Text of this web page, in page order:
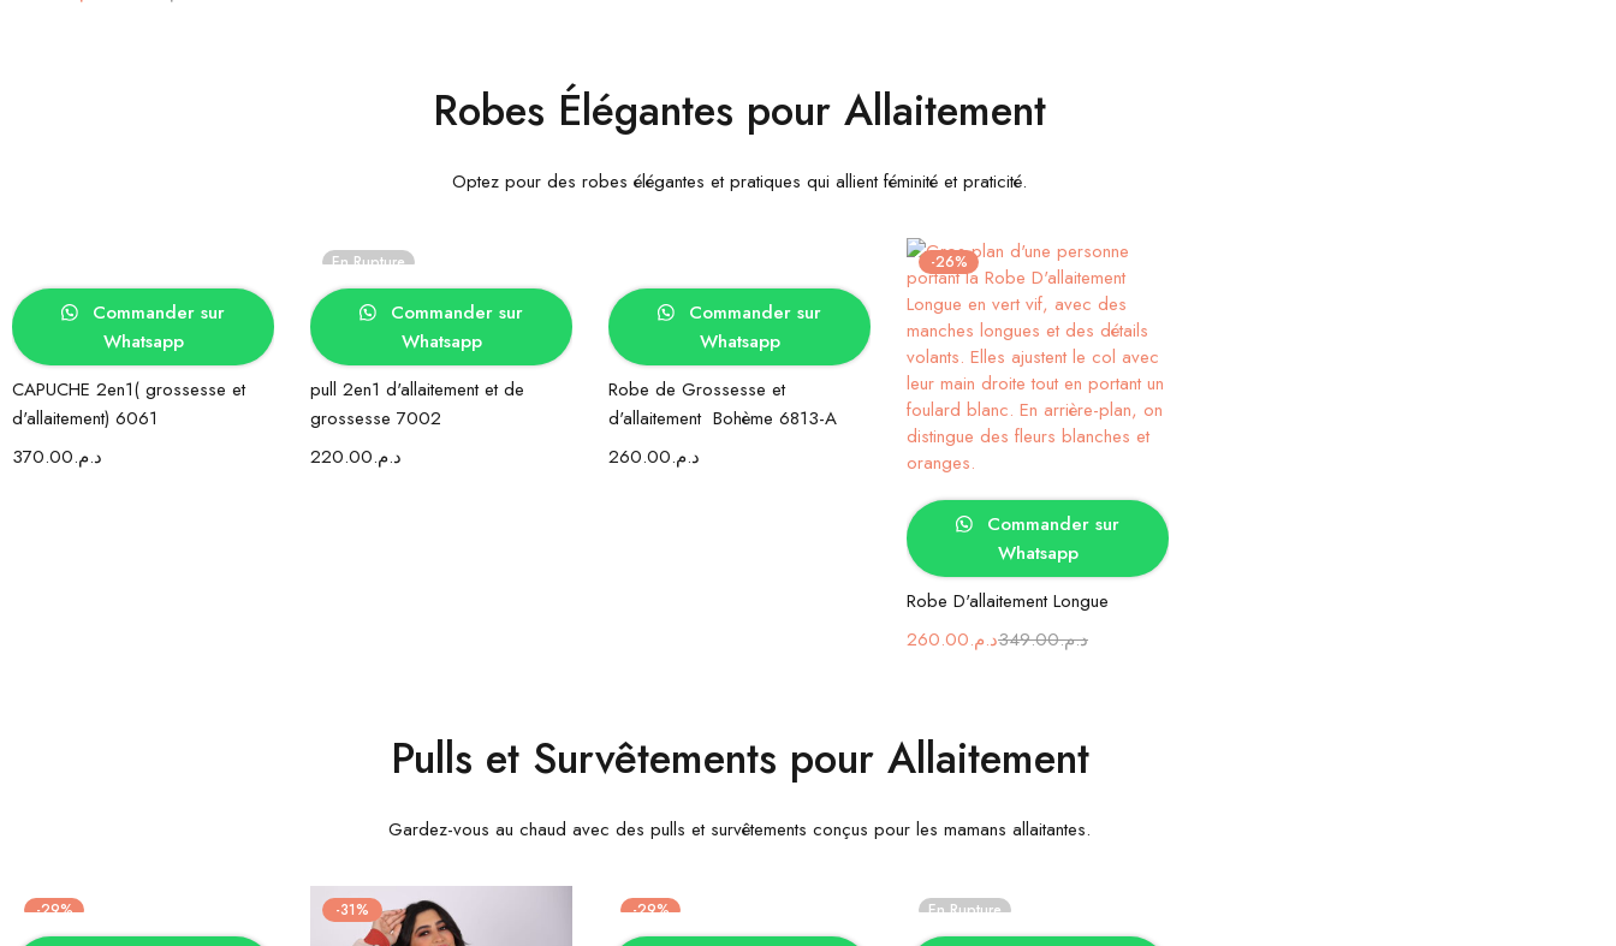
Robes Élégantes pour Allaitement
Optez pour des robes élégantes et pratiques qui allient féminité et praticité.
Choix des options
Commander sur
Whatsapp
CAPUCHE 2en1( grossesse et
d'allaitement) 6061
د.م.370.00
En Rupture
Choix des options
Commander sur
Whatsapp
pull 2en1 d'allaitement et de
grossesse 7002
د.م.220.00
Choix des options
Commander sur
Whatsapp
Robe de Grossesse et
d'allaitement Bohème 6813-A
د.م.260.00
-26%
Choix des options
Commander sur
Whatsapp
Robe D'allaitement Longue
د.م.349.00د.م.260.00
Pulls et Survêtements pour Allaitement
Gardez-vous au chaud avec des pulls et survêtements conçus pour les mamans allaitantes.
-29%
Choix des options
-31% -29%
Choix des options
En Rupture
Choix des options